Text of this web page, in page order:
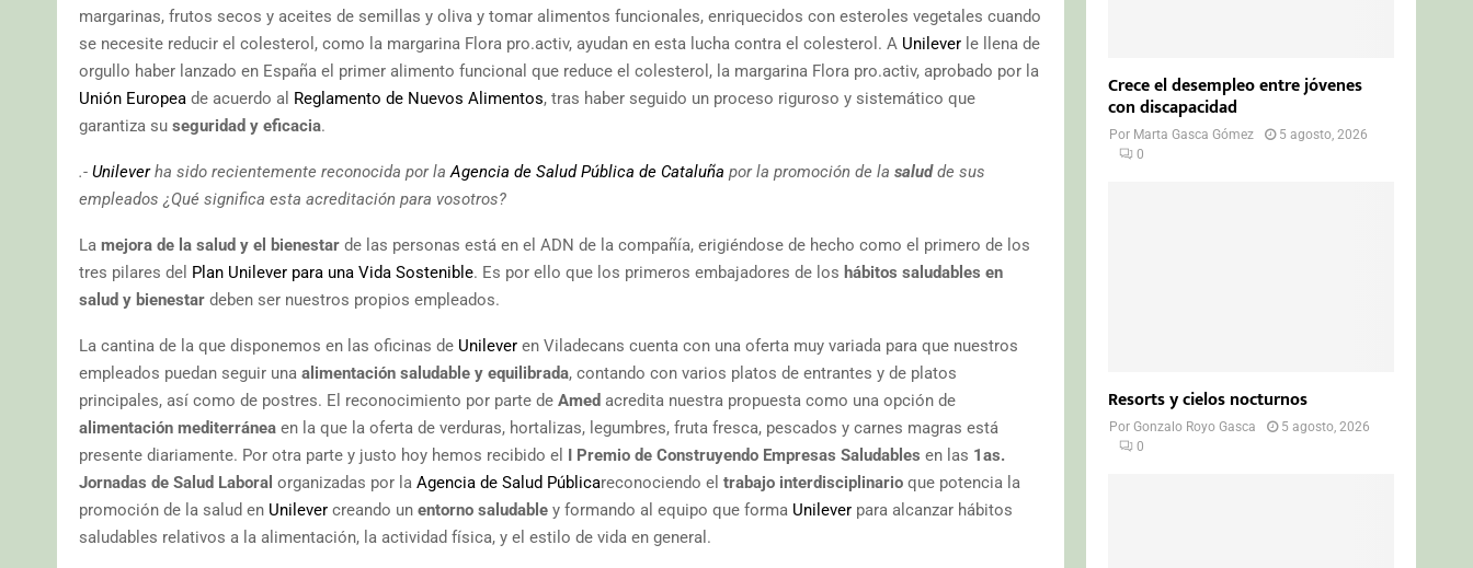
margarinas, frutos secos y aceites de semillas y oliva y tomar alimentos funcionales, enriquecidos con esteroles vegetales cuando
se necesite reducir el colesterol, como la margarina Flora pro.activ, ayudan en esta lucha contra el colesterol. A Unilever le llena de
orgullo haber lanzado en España el primer alimento funcional que reduce el colesterol, la margarina Flora pro.activ, aprobado por la
Unión Europea de acuerdo al Reglamento de Nuevos Alimentos, tras haber seguido un proceso riguroso y sistemático que
garantiza su seguridad y eficacia.
.- Unileverha sido recientemente reconocida por la Agencia de Salud Pública de Cataluña por la promoción de la saludde sus
empleados ¿Qué significa esta acreditación para vosotros?
La mejora de la salud y el bienestar de las personas está en el ADN de la compañía, erigiéndose de hecho como el primero de los
tres pilares del Plan Unilever para una Vida Sostenible. Es por ello que los primeros embajadores de los hábitos saludables en
salud y bienestar deben ser nuestros propios empleados.
La cantina de la que disponemos en las oficinas de Unilever en Viladecans cuenta con una oferta muy variada para que nuestros
empleados puedan seguir una alimentación saludable y equilibrada, contando con varios platos de entrantes y de platos
principales, así como de postres. El reconocimiento por parte de Amed acredita nuestra propuesta como una opción de
alimentación mediterránea en la que la oferta de verduras, hortalizas, legumbres, fruta fresca, pescados y carnes magras está
presente diariamente. Por otra parte y justo hoy hemos recibido el I Premio de Construyendo Empresas Saludables en las 1as.
Jornadas de Salud Laboral organizadas por la Agencia de Salud Públicareconociendo el trabajo interdisciplinario que potencia la
promoción de la salud en Unilever creando un entorno saludable y formando al equipo que forma Unilever para alcanzar hábitos
saludables relativos a la alimentación, la actividad física, y el estilo de vida en general.
Crece el desempleo entre jóvenes
con discapacidad
Por Marta Gasca Gómez
5 agosto, 2026
0
Resorts y cielos nocturnos
PorGonzalo Royo Gasca
5 agosto, 2026
0